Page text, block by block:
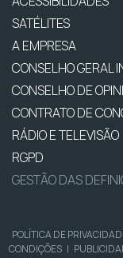
SATÉLITES
A EMPRESA
CONSELHO GERAL
CONSELHO DE
CONTRATO DE
RÁDIO E TELEVISÃO
RGPD
GESTÃO DAS
POLÍTICA DE
CONDIÇÕES |